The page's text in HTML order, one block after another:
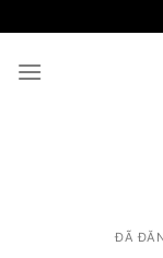
đến
nội
ĐÃ